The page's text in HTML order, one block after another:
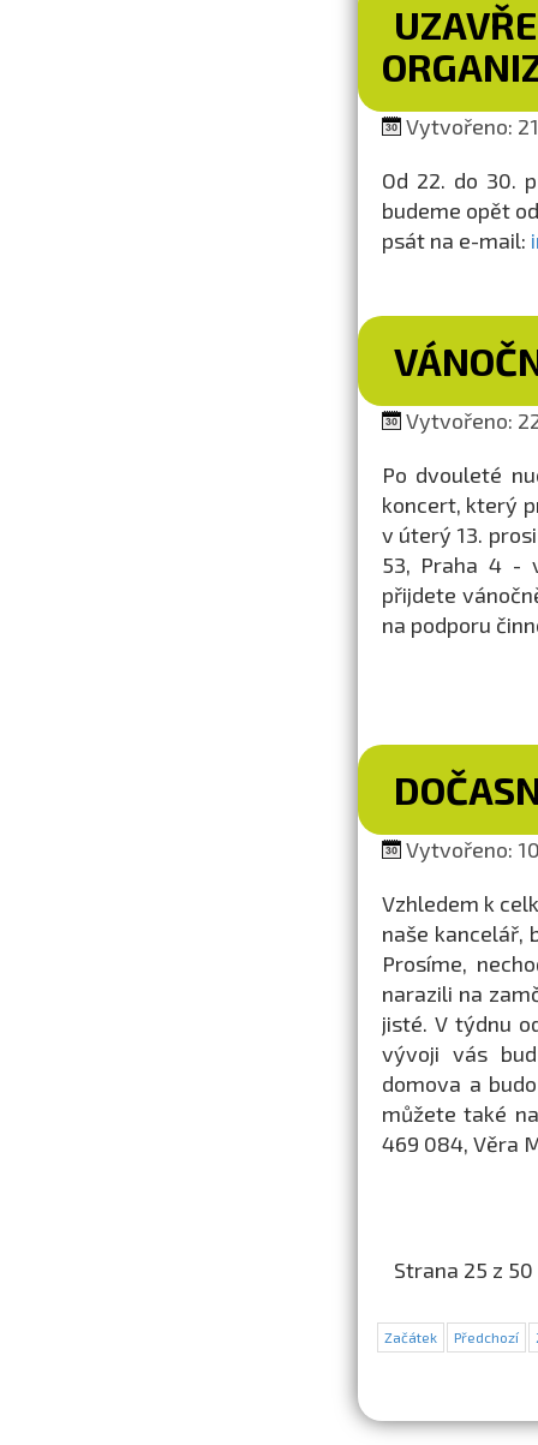
Vytvořeno:
Od 22. do 30.
budeme opět
psát na e-mail:
Vytvořeno:
Po dvouleté
koncert, který
v úterý 13.
53, Praha 4 -
přijdete
na podporu
Vytvořeno:
Vzhledem k
naše kancelář,
Prosíme,
narazili na
jisté. V týdnu
vývoji vás
domova a
můžete také
469 084, Věra
Strana 25 z 50
Začátek Předchozí